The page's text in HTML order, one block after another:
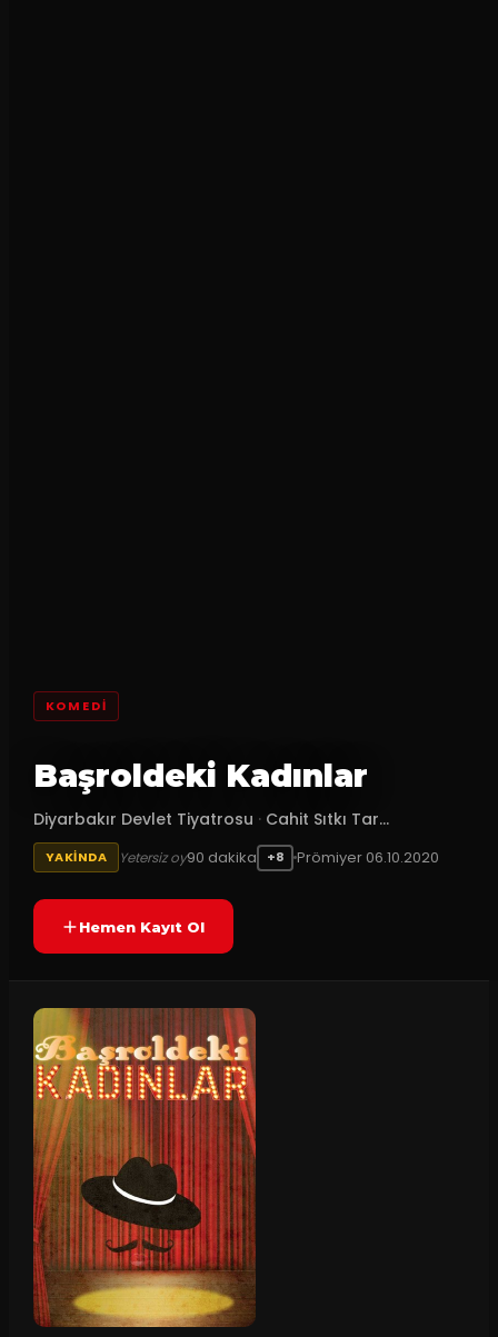
KOMEDI
Başroldeki Kadınlar
Diyarbakır Devlet Tiyatrosu · Cahit Sıtkı Tar...
YAKINDA Yetersiz oy90 dakika +8 Prömiyer 06.10.2020
Hemen Kayıt Ol